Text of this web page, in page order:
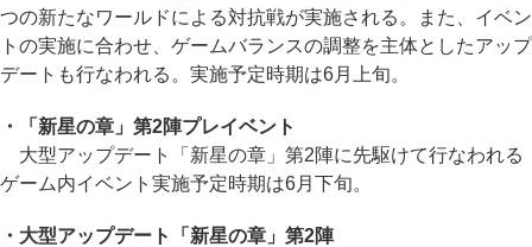
つの新たなワールドによる対抗戦が実施される。また、イベン
トの実施に合わせ、ゲームバランスの調整を主体としたアップ
デートも行なわれる。実施予定時期は6月上旬。
・「新星の章」第2陣プレイベント
大型アップデート「新星の章」第2陣に先駆けて行なわれる
ゲーム内イベント実施予定時期は6月下旬。
・大型アップデート「新星の章」第2陣